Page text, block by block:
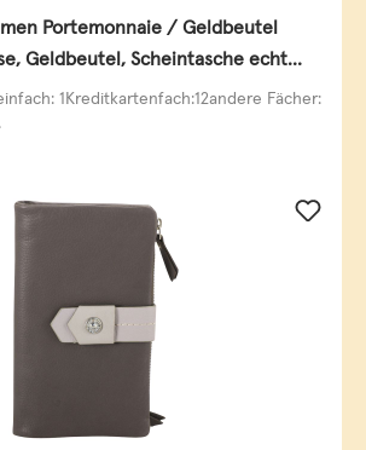
Portemonnaie / Geldbeutel
Geldbeutel, Scheintasche echt
1Kreditkartenfach:12andere Fächer: